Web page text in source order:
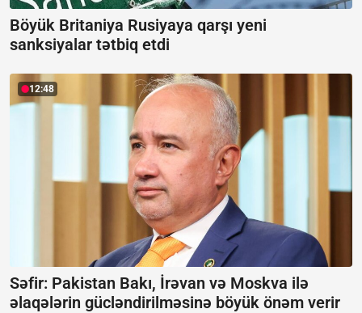
Böyük Britaniya Rusiyaya qarşı yeni
sanksiyalar tətbiq etdi
12:48
Səfir: Pakistan Bakı, İrəvan və Moskva ilə
əlaqələrin gücləndirilməsinə böyük önəm verir